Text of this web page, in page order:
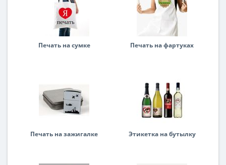
Печать на сумке Печать на фартуках
Печать на зажигалке Этикетка на бутылку